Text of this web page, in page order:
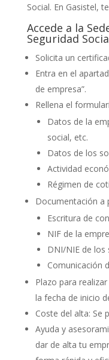
Social. En Gasistel,
Accede a la
Seguridad
Solicita un
Entra en el
de empresa”.
Rellena el
Datos de la
social, etc.
Datos de los
Actividad
Régimen de
Documentación a
Escritura de
NIF de la
DNI/NIE de los
Comunicación
Plazo para
la fecha de inicio
Coste del alta: Se
Ayuda y
dar de alta tu